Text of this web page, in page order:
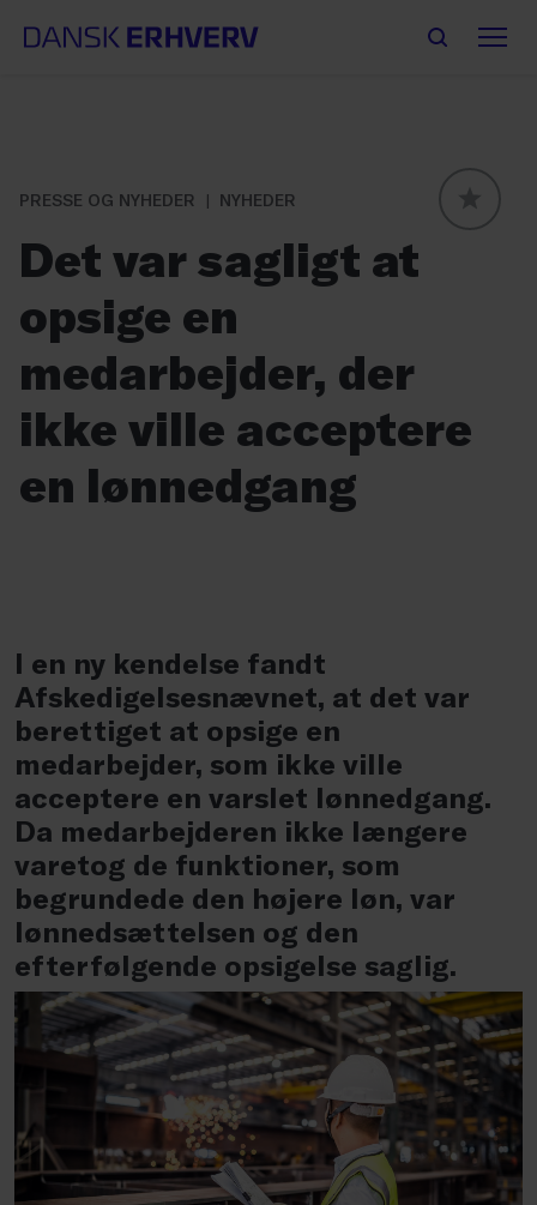
PRESSE OG NYHEDER
NYHEDER
Det var sagligt at
opsige en
medarbejder, der
ikke ville acceptere
en lønnedgang
I en ny kendelse fandt
Afskedigelsesnævnet, at det var
berettiget at opsige en
medarbejder, som ikke ville
acceptere en varslet lønnedgang.
Da medarbejderen ikke længere
varetog de funktioner, som
begrundede den højere løn, var
lønnedsættelsen og den
efterfølgende opsigelse saglig.